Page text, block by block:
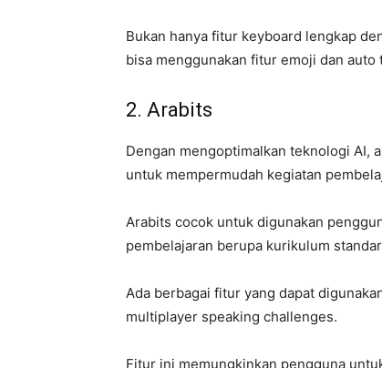
Bukan hanya fitur keyboard lengkap
bisa menggunakan fitur emoji dan auto
2. Arabits
Dengan mengoptimalkan teknologi AI,
untuk mempermudah kegiatan
Arabits cocok untuk digunakan
pembelajaran berupa kurikulum
Ada berbagai fitur yang dapat
multiplayer speaking challenges.
Fitur ini memungkinkan pengguna